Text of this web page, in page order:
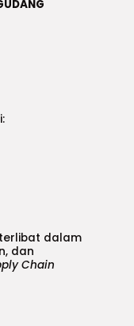
dalam
dan
Chain